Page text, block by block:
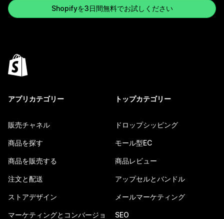
Shopifyを3日間無料でお試しください
アプリカテゴリー
販売チャネル
商品を探す
商品を販売する
注文と配送
ストアデザイン
マーケティングとコンバージョ
トップカテゴリー
ドロップシッピング
モール型EC
商品レビュー
アップセルとバンドル
メールマーケティング
SEO